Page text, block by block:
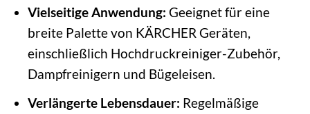
Vielseitige Anwendung: Geeignet für eine
breite Palette von KÄRCHER Geräten,
einschließlich Hochdruckreiniger-Zubehör,
Dampfreinigern und Bügeleisen.
Verlängerte Lebensdauer: Regelmäßige